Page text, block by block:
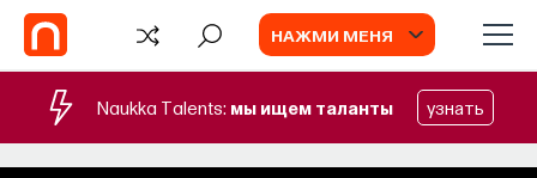
НАЖМИ МЕНЯ
Naukka Talents: мы ищем таланты узнать